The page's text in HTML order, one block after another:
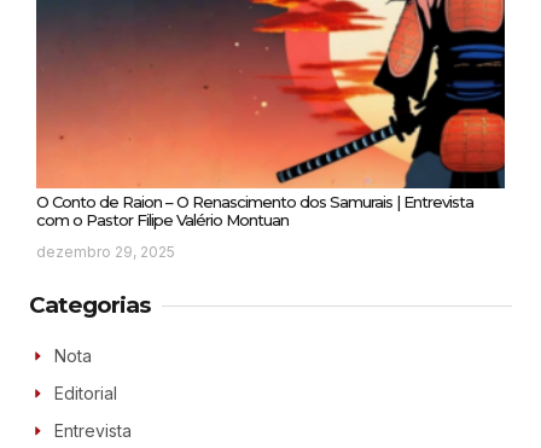
O Conto de Raion – O Renascimento dos Samurais | Entrevista
com o Pastor Filipe Valério Montuan
dezembro 29, 2025
Categorias
Nota
Editorial
Entrevista